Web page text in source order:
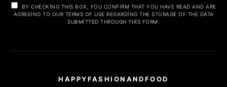
BY CHECKING THIS BOX, YOU CONFIRM THAT YOU HAVE READ AND ARE
AGREEING TO OUR TERMS OF USE REGARDING THE STORAGE OF THE DATA
SUBMITTED THROUGH THIS FORM.
HAPPYFASHIONANDFOOD